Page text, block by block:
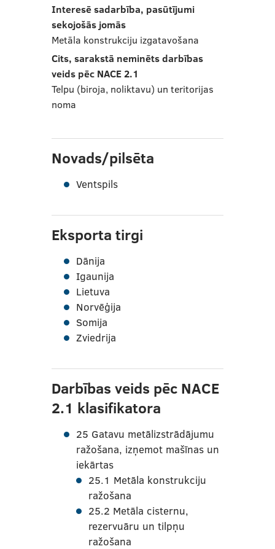
Interesē sadarbība, pasūtījumi
sekojošās jomās
Metāla konstrukciju izgatavošana
Cits, sarakstā neminēts darbības
veids pēc NACE 2.1
Telpu (biroja, noliktavu) un teritorijas
noma
Novads/pilsēta
Ventspils
Eksporta tirgi
Dānija
Igaunija
Lietuva
Norvēģija
Somija
Zviedrija
Darbības veids pēc NACE
2.1 klasifikatora
25 Gatavu metālizstrādājumu
ražošana, izņemot mašīnas un
iekārtas
25.1 Metāla konstrukciju
ražošana
25.2 Metāla cisternu,
rezervuāru un tilpņu
ražošana